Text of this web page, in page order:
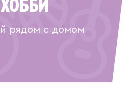
ХОББИ
рядом с домом